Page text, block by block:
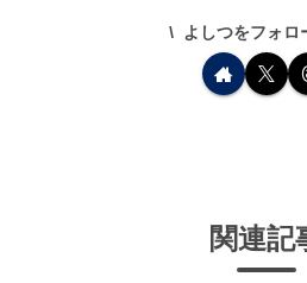
よしつをフォロ
関連記